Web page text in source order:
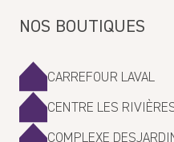
NOS BOUTIQUES
CARREFOUR LAVAL
CENTRE LES
COMPLEXE